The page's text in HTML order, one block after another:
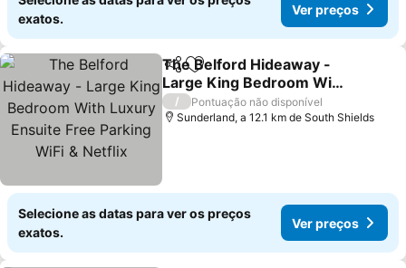
exatos.
Ver preços
PartilharAdicionar aos favoritos
The Belford Hideaway -
Large King Bedroom With
Luxury Ensuite Free
Parking WiFi & Netflix
Ver preços
/
Pontuação não disponível
Sunderland, a 12.1 km de South Shields
Selecione as datas para ver os preços
exatos.
Ver preços